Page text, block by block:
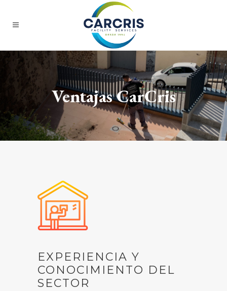
Ventajas CarCris
EXPERIENCIA Y
CONOCIMIENTO DEL
SECTOR